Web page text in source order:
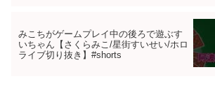
みこちがゲームプレイ中の後ろで遊ぶす
いちゃん【さくらみこ/星街すいせい/ホロ
ライブ切り抜き】#shorts